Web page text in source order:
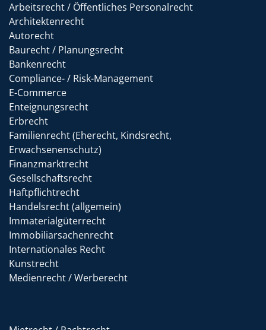
Arbeitsrecht / Öffentliches Personalrecht
Architektenrecht
Autorecht
Baurecht / Planungsrecht
Bankenrecht
Compliance- / Risk-Management
E-Commerce
Enteignungsrecht
Erbrecht
Familienrecht (Eherecht, Kindsrecht,
Erwachsenenschutz)
Finanzmarktrecht
Gesellschaftsrecht
Haftpflichtrecht
Handelsrecht (allgemein)
Immaterialgüterrecht
Immobiliarsachenrecht
Internationales Recht
Kunstrecht
Medienrecht / Werberecht